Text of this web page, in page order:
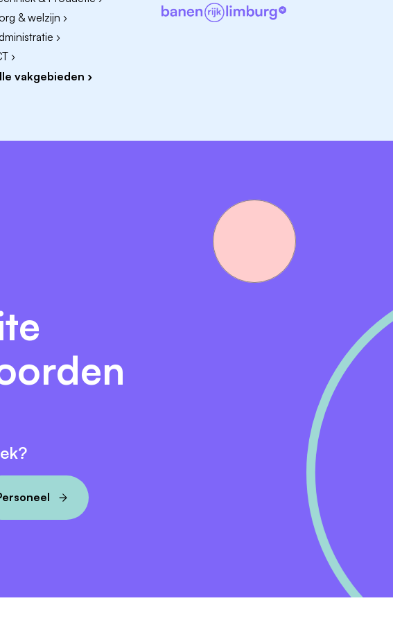
je bruto salaris.
Trekpleister en ICI PARIS XL.
op.
oud en hebt (bijna) een middelbareschooldiploma.
of horeca, het liefst in een drukke omgeving waar je continu
's avonds, in het weekend, op feestdagen of tijdens
diploma Verkoop in de Drogisterij halen (wij betalen!).
lopen, fietsen of rijden naar je werk? Bereken hieronder je reistijd!
wij hoe lang je er over doet om fris op je werk te komen.
& welzijn ›
›
›
vakgebieden ›